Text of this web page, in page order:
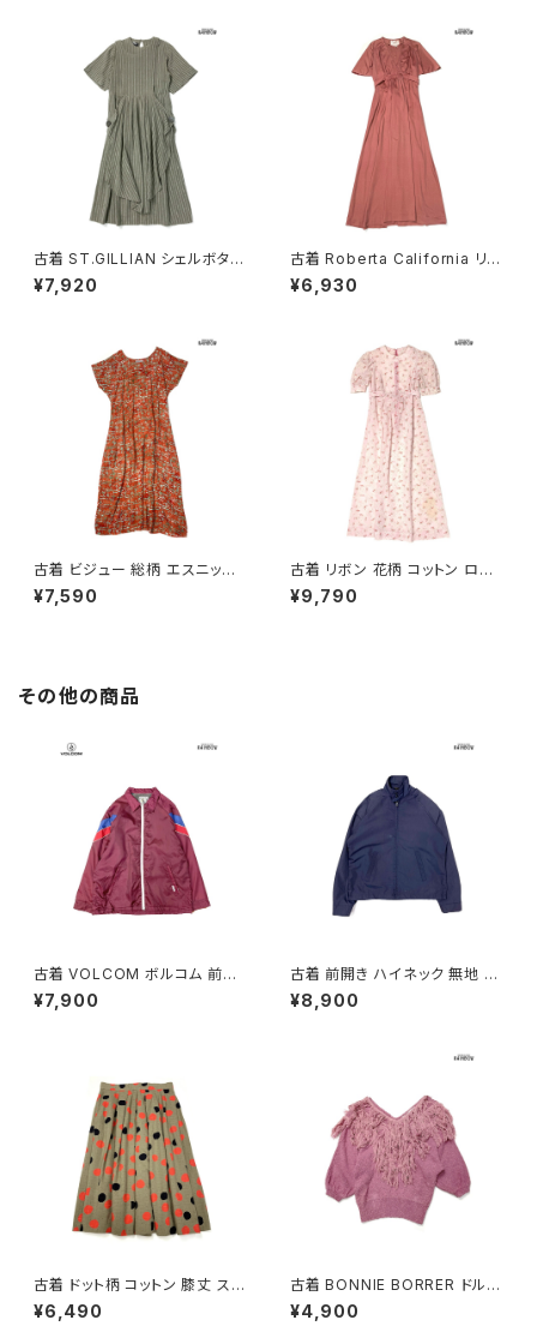
古着 ST.GILLIAN シェルボタン
ストライプ柄 コットン ロング丈
半袖 ワンピース グレー カーキ
¥7,920
古着 Roberta California リボ
ン 無地 ロング丈 半袖 ワンピー
ス ピンク (otu2604148)
¥6,930
古着 ビジュー 総柄 エスニック
柄 ロング丈 半袖 ワンピース オ
レンジ (otu2605039)
¥7,590
古着 リボン 花柄 コットン ロン
グ丈 半袖 ワンピース ピンク (o
tu2604073)
¥9,790
その他の商品
古着 VOLCOM ボルコム 前開
き 無地 ブランドロゴ 刺繍 ナイ
ロン100％ 長袖 アウター ライト
¥7,900
古着 前開き ハイネック 無地 長
袖 アウター ライトジャケット 紺
(ttu2509089)
¥8,900
古着 ドット柄 コットン 膝丈 スカ
ート 茶 (ba2607006)
¥6,490
古着 BONNIE BORRER ドルマ
ンスリーブ フリンジ 無地 シルク
長袖 ニット セーター ピンク (ttu
¥4,900